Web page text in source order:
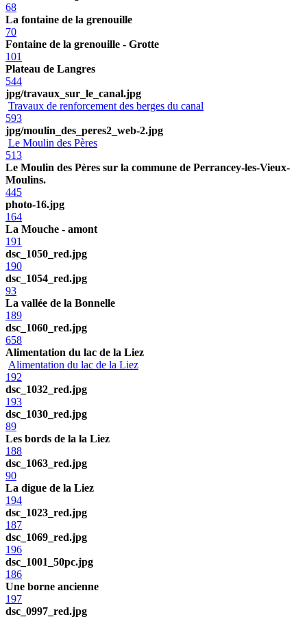
68
La fontaine de la grenouille
70
Fontaine de la grenouille - Grotte
101
Plateau de Langres
544
jpg/travaux_sur_le_canal.jpg
Travaux de renforcement des berges du canal
593
jpg/moulin_des_peres2_web-2.jpg
Le Moulin des Pères
513
Le Moulin des Pères sur la commune de Perrancey-les-Vieux-
Moulins.
445
photo-16.jpg
164
La Mouche - amont
191
dsc_1050_red.jpg
190
dsc_1054_red.jpg
93
La vallée de la Bonnelle
189
dsc_1060_red.jpg
658
Alimentation du lac de la Liez
Alimentation du lac de la Liez
192
dsc_1032_red.jpg
193
dsc_1030_red.jpg
89
Les bords de la la Liez
188
dsc_1063_red.jpg
90
La digue de la Liez
194
dsc_1023_red.jpg
187
dsc_1069_red.jpg
196
dsc_1001_50pc.jpg
186
Une borne ancienne
197
dsc_0997_red.jpg